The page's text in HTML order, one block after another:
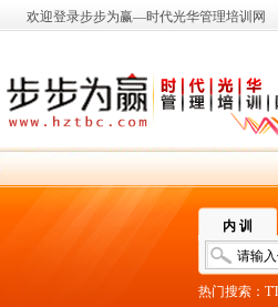
欢迎登录步步为赢—时代光华管理培训网
内 训
热门搜索：